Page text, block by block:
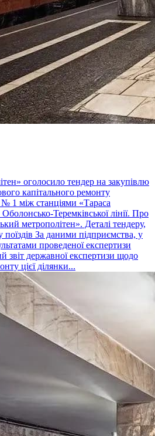
оголосило тендер на закупівлю
капітального ремонту
№ 1 між станціями «Тараса
Теремківської лінії. Про
метрополітен». Деталі тендеру,
поїздів За даними підприємства, у
проведеної експертизи
звіт державної експертизи щодо
цієї ділянки...